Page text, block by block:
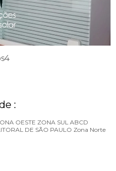
:
OESTE ZONA SUL ABCD
DE SÃO PAULO Zona Norte